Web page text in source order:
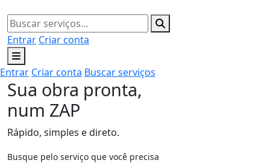
Entrar Criar conta
Entrar Criar conta Buscar serviços
Sua obra pronta,
num ZAP
Rápido, simples e direto.
Busque pelo serviço que você precisa